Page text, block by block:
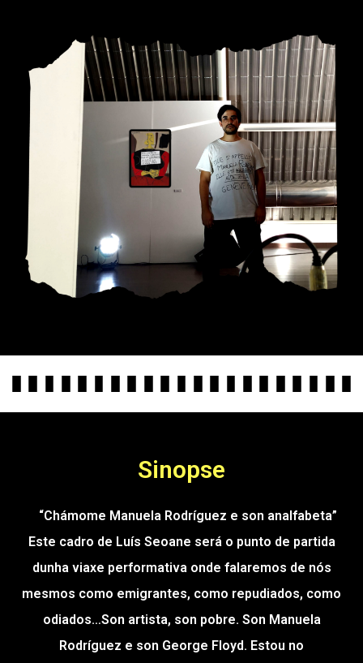
Sinopse
“Chámome Manuela Rodríguez e son analfabeta”
Este cadro de Luís Seoane será o punto de partida
dunha viaxe performativa onde falaremos de nós
mesmos como emigrantes, como repudiados, como
odiados…Son artista, son pobre. Son Manuela
Rodríguez e son George Floyd. Estou no